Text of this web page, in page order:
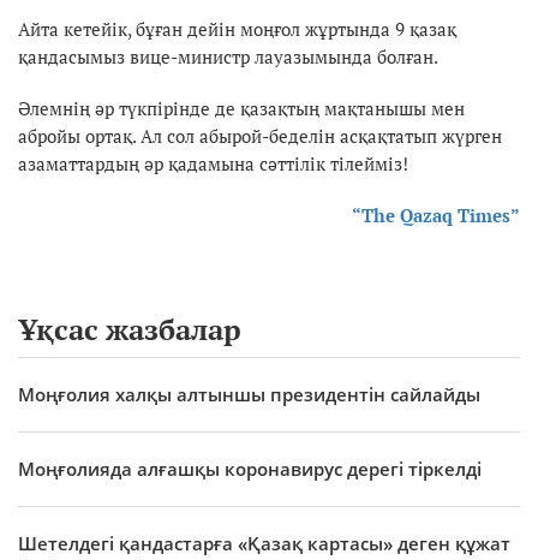
Айта кетейік, бұған дейін моңғол жұртында 9 қазақ
қандасымыз вице-министр лауазымында болған.
Әлемнің әр түкпірінде де қазақтың мақтанышы мен
абройы ортақ. Ал сол абырой-беделін асқақтатып жүрген
азаматтардың әр қадамына сәттілік тілейміз!
“The Qazaq Times”
Ұқсас жазбалар
Моңғолия халқы алтыншы президентін сайлайды
Моңғолияда алғашқы коронавирус дерегі тіркелді
Шетелдегі қандастарға «Қазақ картасы» деген құжат